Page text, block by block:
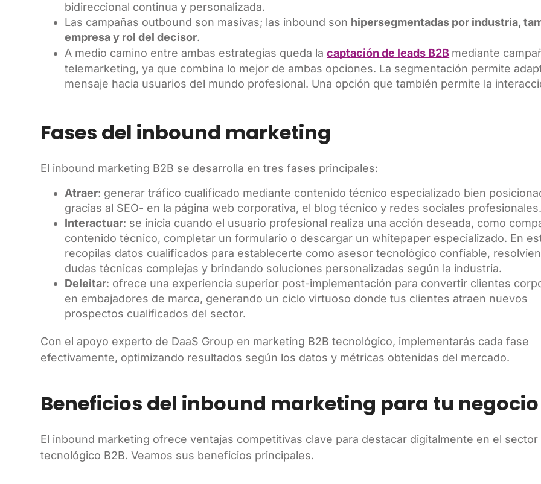
bidireccional continua y personalizada.
Las campañas outbound son masivas; las inbound son hipersegmentadas por industria,
empresa y rol del decisor.
A medio camino entre ambas estrategias queda lacaptación de leads B2B mediante
telemarketing, ya que combina lo mejor de ambas opciones. La segmentación permite
mensaje hacia usuarios del mundo profesional. Una opción que también permite la
Fases del inbound marketing
El inbound marketing B2B se desarrolla en tres fases principales:
Atraer: generar tráfico cualificado mediante contenido técnico especializado bien
gracias al SEO- en la página web corporativa, el blog técnico y redes sociales profesionales.
Interactuar: se inicia cuando el usuario profesional realiza una acción deseada, como
contenido técnico, completar un formulario o descargar un whitepaper especializado. En
recopilas datos cualificados para establecerte como asesor tecnológico confiable,
dudas técnicas complejas y brindando soluciones personalizadas según la industria.
Deleitar: ofrece una experiencia superior post-implementación para convertir clientes
en embajadores de marca, generando un ciclo virtuoso donde tus clientes atraen nuevos
prospectos cualificados del sector.
Con el apoyo experto de DaaS Group en marketing B2B tecnológico, implementarás cada fase
efectivamente, optimizando resultados según los datos y métricas obtenidas del mercado.
Beneficios del inbound marketing para tu negocio
El inbound marketing ofrece ventajas competitivas clave para destacar digitalmente en el sector
tecnológico B2B. Veamos sus beneficios principales.